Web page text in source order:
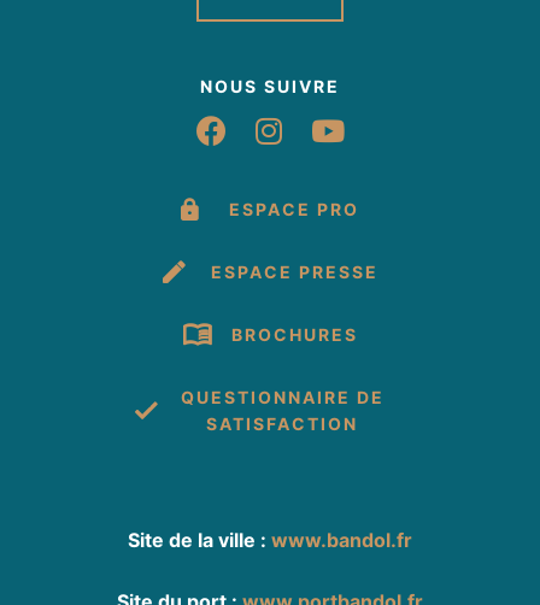
NOUS SUIVRE
Suivez-nous sur
Suivez-nous sur
Suivez-nous
ESPACE PRO
ESPACE PRESSE
BROCHURES
QUESTIONNAIRE DE
SATISFACTION
Site de la ville : www.bandol.fr